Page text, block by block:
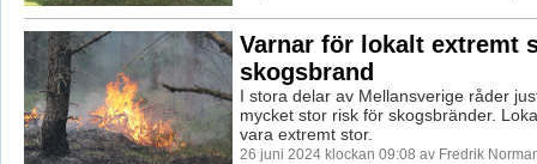
Varnar för lokalt extremt
skogsbrand
I stora delar av Mellansverige råder
mycket stor risk för skogsbränder.
vara extremt stor.
26 juni 2024 klockan 09:08 av Fredrik